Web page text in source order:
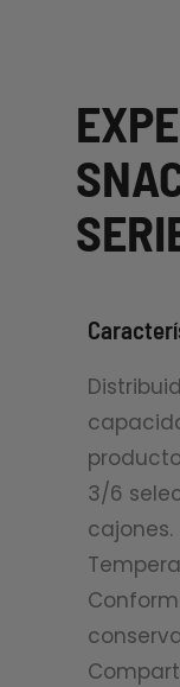
3/6
cajones.